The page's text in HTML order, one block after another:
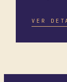
VER